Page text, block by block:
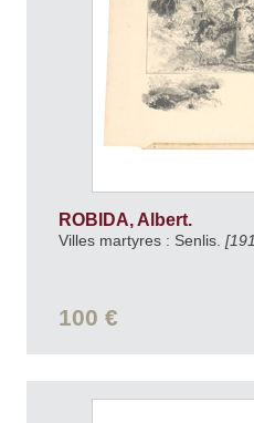
ROBIDA, Albert.
Villes martyres : Senlis.
100 €